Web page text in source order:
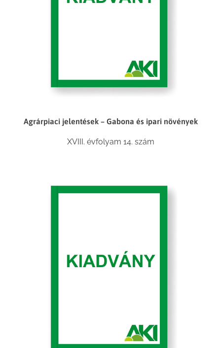
Agrárpiaci jelentések – Gabona és ipari növények
XVIII. évfolyam 14. szám